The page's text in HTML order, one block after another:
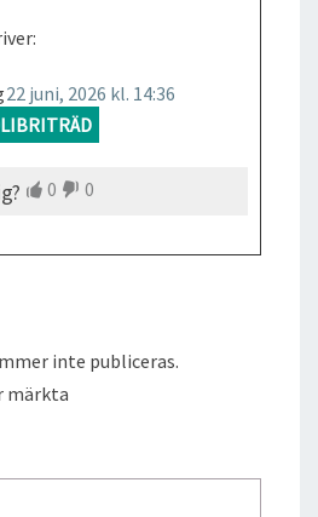
22 juni, 2026 kl. 14:36
0
0
inte publiceras.
märkta